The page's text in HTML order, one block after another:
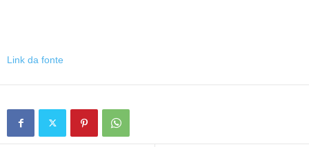
Link da fonte